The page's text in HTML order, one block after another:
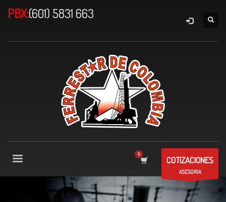
PBX:(601) 5831 663
COTIZACIONES
ASESORIA